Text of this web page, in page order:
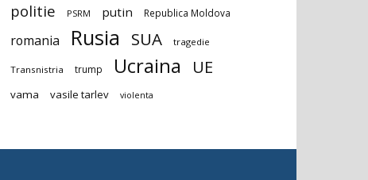
politie PSRM putin Republica Moldova
romania Rusia SUA tragedie
Transnistria trump Ucraina UE
vama vasile tarlev violenta